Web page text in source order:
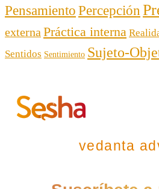
Pensamiento Percepción
externa Práctica interna
Sentidos Sentimiento Sujeto-
vedanta